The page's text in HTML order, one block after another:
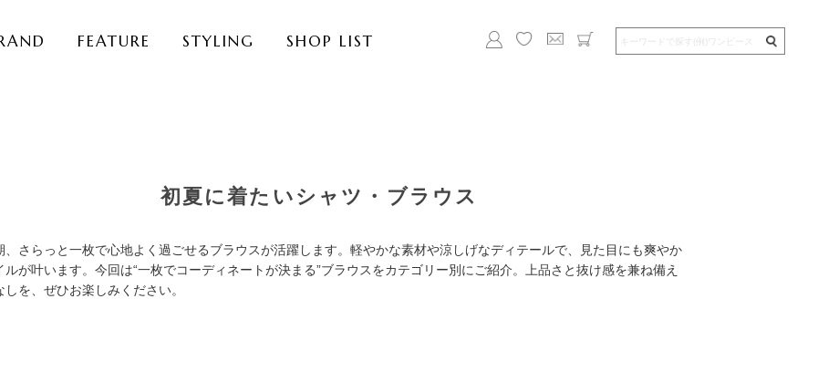
FEATURE STYLING SHOP LIST
初夏に着たいシャツ・ブラウス
、さらっと一枚で心地よく過ごせるブラウスが活躍します。軽やかな素材や涼しげなディテールで、見た目にも爽やか
ルが叶います。今回は“一枚でコーディネートが決まる”ブラウスをカテゴリー別にご紹介。上品さと抜け感を兼ね備え
しを、ぜひお楽しみください。